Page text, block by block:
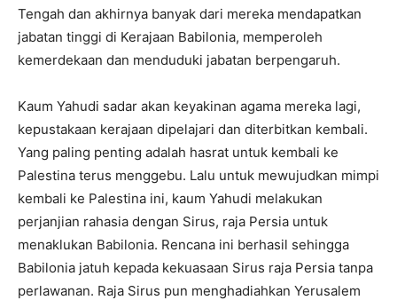
Tengah dan akhirnya banyak dari mereka mendapatkan
jabatan tinggi di Kerajaan Babilonia, memperoleh
kemerdekaan dan menduduki jabatan berpengaruh.
Kaum Yahudi sadar akan keyakinan agama mereka lagi,
kepustakaan kerajaan dipelajari dan diterbitkan kembali.
Yang paling penting adalah hasrat untuk kembali ke
Palestina terus menggebu. Lalu untuk mewujudkan mimpi
kembali ke Palestina ini, kaum Yahudi melakukan
perjanjian rahasia dengan Sirus, raja Persia untuk
menaklukan Babilonia. Rencana ini berhasil sehingga
Babilonia jatuh kepada kekuasaan Sirus raja Persia tanpa
perlawanan. Raja Sirus pun menghadiahkan Yerusalem